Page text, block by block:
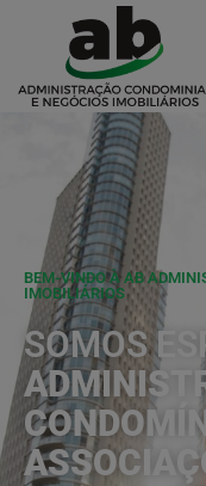
BEM-VINDO À AB
IMOBILIÁRIOS
SOMOS